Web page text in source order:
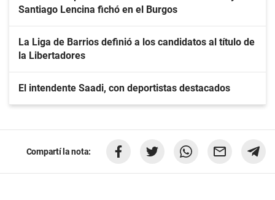
Santiago Lencina fichó en el Burgos
La Liga de Barrios definió a los candidatos al título de
la Libertadores
El intendente Saadi, con deportistas destacados
Compartí la nota: